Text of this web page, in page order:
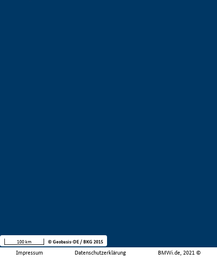
Impressum Datenschutzerklärung BMWi.de, 2021 ©
100 km © Geobasis-DE / BKG 2015